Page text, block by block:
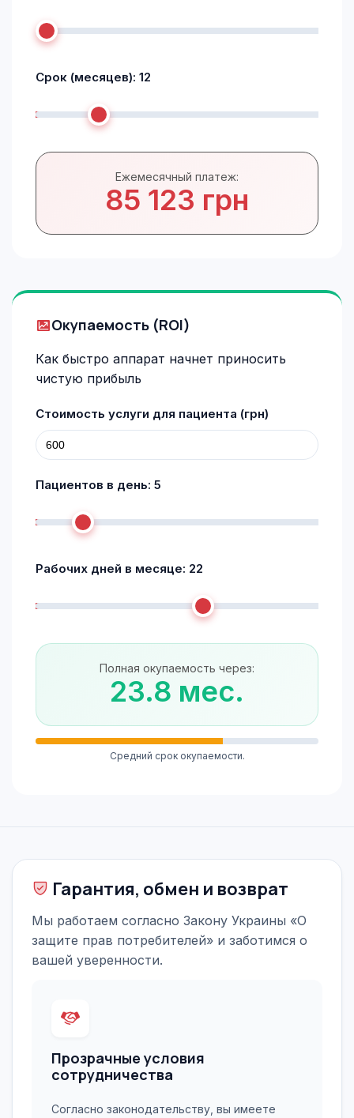
Срок (месяцев): 12
Ежемесячный платеж:
85 123 грн
Окупаемость (ROI)
Как быстро аппарат начнет приносить
чистую прибыль
Стоимость услуги для пациента (грн)
Пациентов в день: 5
Рабочих дней в месяце: 22
Полная окупаемость через:
23.8 мес.
Средний срок окупаемости.
Гарантия, обмен и возврат
Мы работаем согласно Закону Украины «О
защите прав потребителей» и заботимся о
вашей уверенности.
Прозрачные условия
сотрудничества
Согласно законодательству, вы имеете